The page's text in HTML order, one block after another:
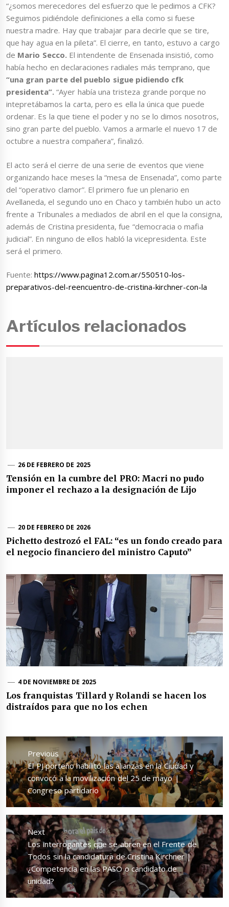
“¿somos merecedores del esfuerzo que le pedimos a CFK?
Seguimos pidiéndole definiciones a ella como si fuese
nuestra madre. Hay que trabajar para decirle que se tire,
que hay agua en la pileta”. El cierre, en tanto, estuvo a cargo
de Mario Secco. El intendente de Ensenada insistió, como
había hecho en declaraciones radiales más temprano, que
“una gran parte del pueblo sigue pidiendo cfk
presidenta”. “Ayer había una tristeza grande porque no
intepretábamos la carta, pero es ella la única que puede
ordenar. Es la que tiene el poder y no se lo dimos nosotros,
sino gran parte del pueblo. Vamos a armarle el nuevo 17 de
octubre a nuestra compañera”, finalizó.
El acto será el cierre de una serie de eventos que viene
organizando hace meses la “mesa de Ensenada”, como parte
del “operativo clamor”. El primero fue un plenario en
Avellaneda, el segundo uno en Chaco y también hubo un acto
frente a Tribunales a mediados de abril en el que la consigna,
además de Cristina presidenta, fue “democracia o mafia
judicial”. En ninguno de ellos habló la vicepresidenta. Este
será el primero.
Fuente:https://www.pagina12.com.ar/550510-los-
preparativos-del-reencuentro-de-cristina-kirchner-con-la
Artículos relacionados
26 DE FEBRERO DE 2025
Tensión en la cumbre del PRO: Macri no pudo
imponer el rechazo a la designación de Lijo
20 DE FEBRERO DE 2026
Pichetto destrozó el FAL: “es un fondo creado para
el negocio financiero del ministro Caputo”
4 DE NOVIEMBRE DE 2025
Los franquistas Tillard y Rolandi se hacen los
distraídos para que no los echen
Navegación
de
entradas
Previous
Previous
post:
El PJ porteño habilitó las alianzas en la Ciudad y
convocó a la movilización del 25 de mayo |
Congreso partidario
Next
Next
post:
Los interrogantes que se abren en el Frente de
Todos sin la candidatura de Cristina Kirchner |
¿Competencia en las PASO o candidato de
unidad?